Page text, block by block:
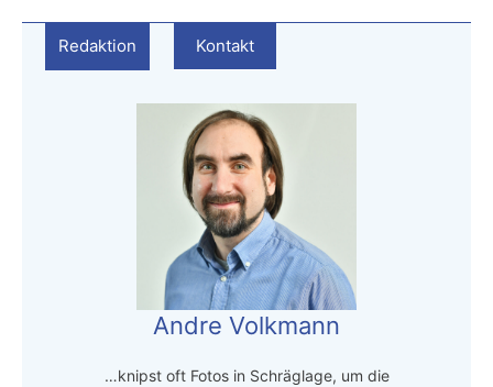
Redaktion Kontakt
Andre Volkmann
…knipst oft Fotos in Schräglage, um die